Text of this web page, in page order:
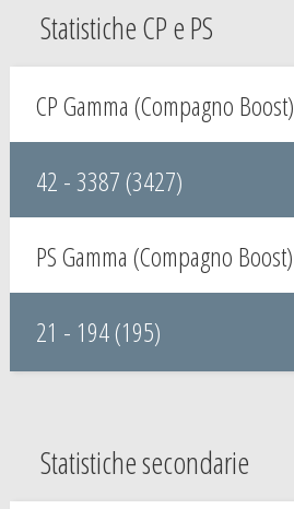
Statistiche CP e PS
CP Gamma (Compagno Boost)
42 - 3387 (3427)
PS Gamma (Compagno Boost)
21 - 194 (195)
Statistiche secondarie